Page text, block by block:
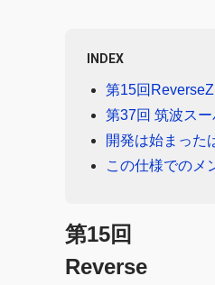
INDEX
第15回
第37回 筑波ス
開発は始まっ
この仕様でのメ
第15回
Reverse